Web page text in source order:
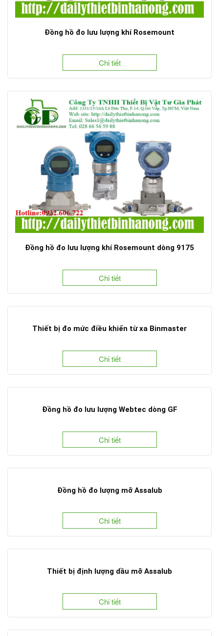
Đồng hồ đo lưu lượng khí Rosemount
Chi tiết
Đồng hồ đo lưu lượng khí Rosemount dòng 9175
Chi tiết
Thiết bị đo mức điều khiển từ xa Binmaster
Chi tiết
Đồng hồ đo lưu lượng Webtec dòng GF
Chi tiết
Đồng hồ đo lượng mỡ Assalub
Chi tiết
Thiết bị định lượng dầu mỡ Assalub
Chi tiết